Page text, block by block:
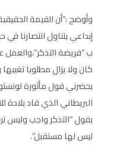
وأوضح :”أن القيمة
إبداعي يتناول انتصارنا في
ب “فريضة
كان ولا يزال مطلوبا
يحضرني قول مأثورة
البريطاني الذي قاد بلادة
يقول “التذكر واجب وليس
ليس لها مستقبل”.